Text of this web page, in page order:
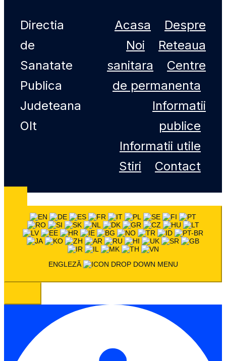
Directia
de
Sanatate
Publica
Judeteana
Olt
Acasa
Despre
Noi
Reteaua
sanitara
Centre
de permanenta
Informatii
publice
Informatii utile
Stiri
Contact
ENGLEZĂ